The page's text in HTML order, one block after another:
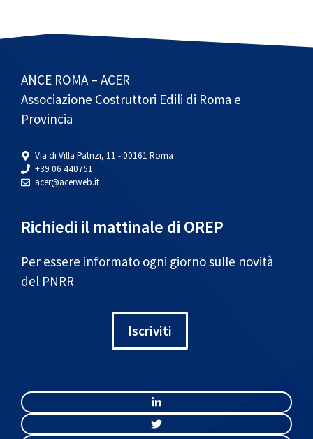
ANCE ROMA – ACER
Associazione Costruttori Edili di Roma e
Provincia
Via di Villa Patrizi, 11 - 00161 Roma
+39 06 440751
acer@acerweb.it
Richiedi il mattinale di OREP
Per essere informato ogni giorno sulle novità
del PNRR
Iscriviti